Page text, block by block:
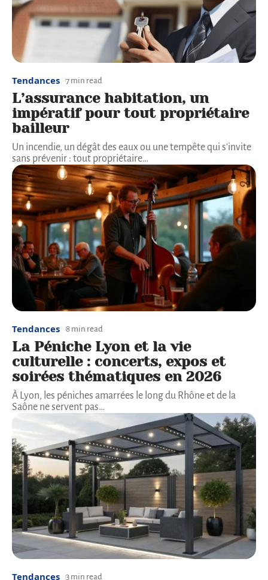
Tendances 7 min read
L’assurance habitation, un
impératif pour tout propriétaire
bailleur
Un incendie, un dégât des eaux ou une tempête qui s'invite
sans prévenir : tout propriétaire…
Tendances 8 min read
La Péniche Lyon et la vie
culturelle : concerts, expos et
soirées thématiques en 2026
À Lyon, les péniches amarrées le long du Rhône et de la
Saône ne servent pas…
Tendances 3 min read